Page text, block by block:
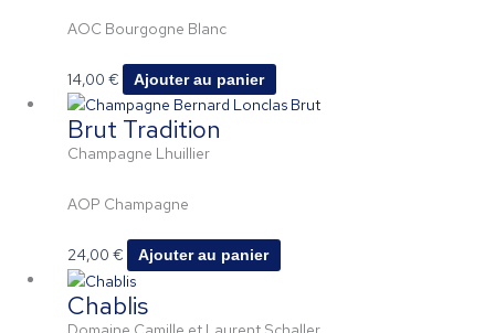
AOC Bourgogne Blanc
14,00€ Ajouter au panier
Brut Tradition
Champagne Lhuillier
AOP Champagne
24,00€ Ajouter au panier
Chablis